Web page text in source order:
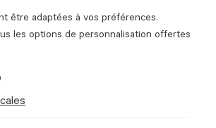
être adaptées à vos préférences.
les options de personnalisation offertes